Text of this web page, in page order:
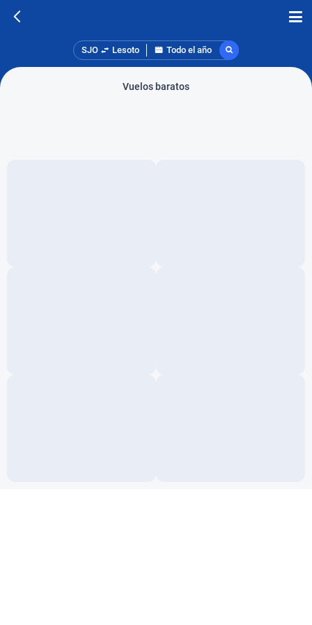
SJO Lesoto Todo el año
Vuelos baratos